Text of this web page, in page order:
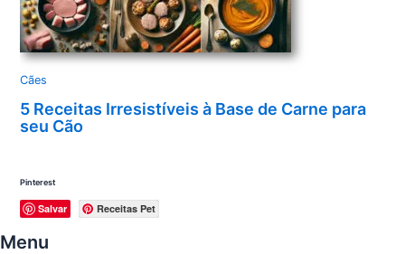
Cães
5 Receitas Irresistíveis à Base de Carne para
seu Cão
Pinterest
Salvar Receitas Pet
Menu